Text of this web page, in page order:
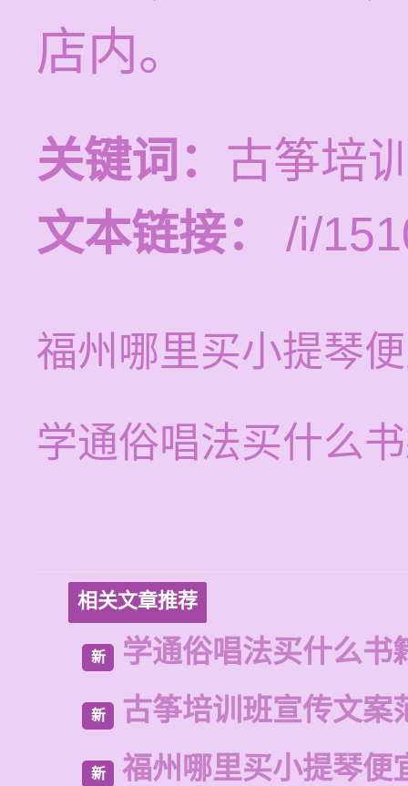
店内。
关键词： 古筝培
文本链接：
/i/
福州哪里买小提琴
学通俗唱法买什么
相关文章推荐
新 学通俗唱法买什么书
新 古筝培训班宣传文案
新 福州哪里买小提琴便